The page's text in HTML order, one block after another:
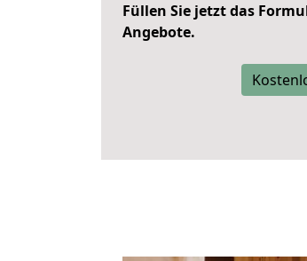
Füllen Sie jetzt das
Angebote.